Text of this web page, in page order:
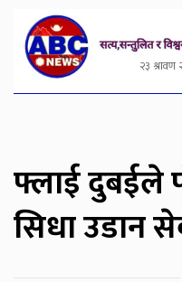
२३ श्रावण
फ्लाई दुबईले
सिधा उडान